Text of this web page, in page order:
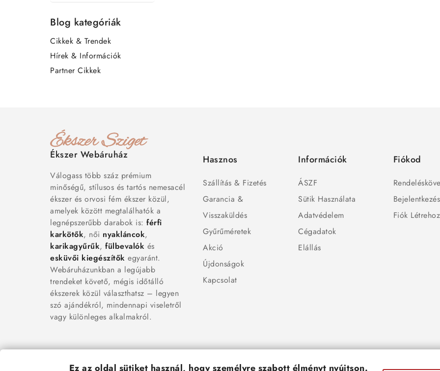
Blog kategóriák
Cikkek & Trendek
Hírek & Információk
Partner Cikkek
Ékszer Webáruház
Válogass több száz prémium
minőségű, stílusos és tartós nemesacél
ékszer és orvosi fém ékszer közül,
amelyek között megtalálhatók a
legnépszerűbb darabok is: férfi
karkötők, női nyakláncok,
karikagyűrűk, fülbevalók és
esküvői kiegészítők egyaránt.
Webáruházunkban a legújabb
trendeket követő, mégis időtálló
ékszerek közül választhatsz – legyen
szó ajándékról, mindennapi viseletről
vagy különleges alkalmakról.
Hasznos
Szállítás & Fizetés
Garancia &
Visszaküldés
Gyűrűméretek
Akció
Újdonságok
Kapcsolat
Információk
ÁSZF
Sütik Használata
Adatvédelem
Cégadatok
Elállás
Fiókod
Bejelentkezés
Fiók
Ez az oldal sütiket használ, hogy személyre szabott élményt nyújtson.